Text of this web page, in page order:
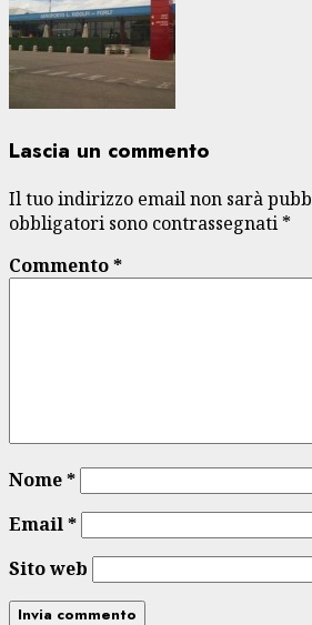
Lascia un commento
Il tuo indirizzo email non sarà
obbligatori sono contrassegnati *
Commento*
Nome*
Email*
Sito web